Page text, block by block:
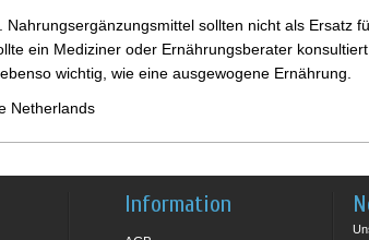
sollten nicht als Ersatz
ein Mediziner oder Ernährungsberater
wichtig, wie eine ausgewogene Ernährung.
Netherlands
Information